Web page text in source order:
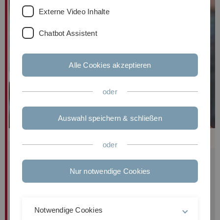
https://svolpert.eu
Technischer Mitarbeiter
89081 Ulm
Externe Video Inhalte
Chatbot Assistent
Alle Cookies akzeptieren
oder
Auswahl speichern & schließen
oder
Nur notwendige Cookies
Notwendige Cookies